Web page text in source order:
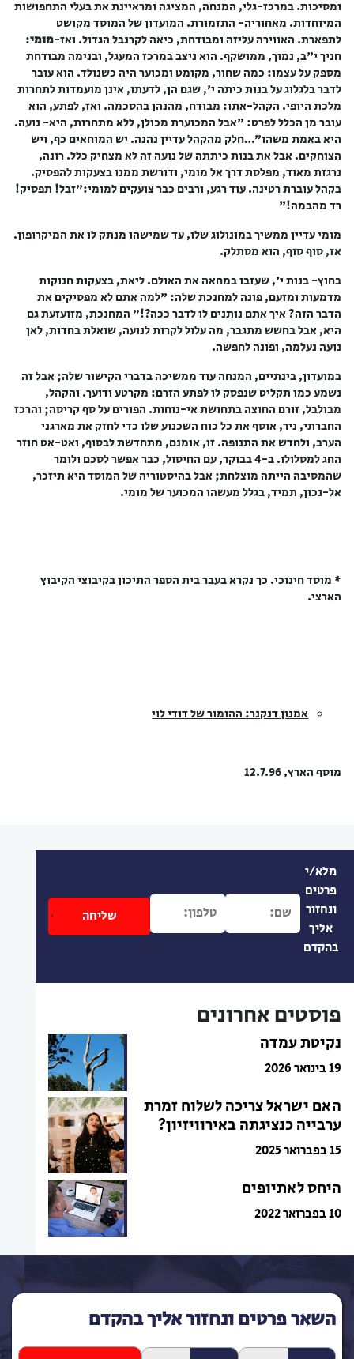
ומסיכות. במרכז-גלי, המנחה, המציגה ומראיינת את בעלי התחפושות
המיוחדות. מאחוריה- התזמורת. המועדון של המוסד מקושט
לתפארת. האווירה עליזה ומבודחת, כיאה לקרנבל הגדול. ואז-מומי:
חניך י"ב, נמוך, ממושקף. הוא ניצב במרכז המעגל, ובנימה מבודחת
מספק על עצמו: כמה שחור, מקומט ומכוער היה כשנולד. הוא עובר
לדבר בלגלוג על בנות כיתה י', שגם הן, לדעתו, אינן מועמדות לתחרות
מלכת היופי. הקהל-אתו: מבודח, מהנהן בהסכמה. ואז, לפתע, הוא
עובר מן הכלל לפרט: "אבל המכוערת מכולן, ללא מתחרות, היא- נועה.
היא באמת משהו"…חלק מהקהל עדיין נהנה. יש המוחאים כף, ויש
הצוחקים. אבל את בנות כיתתה של נועה זה לא מצחיק כלל. רונה,
נרגזת מאוד, מפלסת דרך אל מומי, ודורשת ממנו בצעקות להפסיק.
בקהל עוברת רטינה. עוד רגע, ורבים כבר צועקים למומי:"זבל! תפסיק!
רד מהבמה!"
מומי עדיין ממשיך במונולוג שלו, עד שמישהו מנתק לו את המיקרופון.
אז, סוף סוף, הוא מסתלק.
בחוץ- בנות י', שעזבו במחאה את האולם. ליאת, בצעקות חנוקות
מדמעות ומזעם, פונה למחנכת שלה: "למה אתם לא מפסיקים את
הדבר הזה? איך אתם נותנים לו לדבר ככה?!" המחנכת, מזועזעת גם
היא, אבל בחשש מתגבר, מה עלול לקרות לנועה, שואלת בחדות, לאן
נועה נעלמה, ופונה לחפשה.
במועדון, בינתיים, המנחה עוד ממשיכה בדברי הקישור שלה; אבל זה
נשמע כמו תקליט שנפסק לו לפתע הזרם: מקרטע ודועך. והקהל,
מבולבל, זורם החוצה בתחושת אי-נוחות. הפורים על סף קריסה; והרכז
החברתי, ניר, אוסף את כל כוח השכנוע שלו כדי לחזק את מארגני
הערב, ולחדש את התנופה. זו, אומנם, מתחדשת לבסוף, ואט-אט חוזר
החג למסלולו. ב-4 בבוקר, עם החיסול, כבר אפשר לסכם ולומר
שהמסיבה הייתה מוצלחת; אבל בהיסטוריה של המוסד היא תיזכר,
אל-נכון, תמיד, בגלל מעשהו המכוער של מומי.
* מוסד חינוכי. כך נקרא בעבר בית הספר התיכון בקיבוצי הקיבוץ
הארצי.
אמנון דנקנר: ההומור של דודי לוי
מוסף הארץ, 12.7.96
מלא/י
פרטים
ונחזור
אליך
בהקדם
פוסטים אחרונים
נקיטת עמדה
19 בינואר 2026
האם ישראל צריכה לשלוח זמרת
ערבייה כנציגתה באירוויזיון?
15 בפברואר 2025
היחס לאתיופים
10 בפברואר 2022
השאר פרטים ונחזור אליך בהקדם